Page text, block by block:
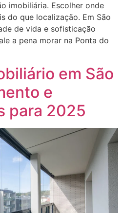
imobiliária. Escolher onde
do que localização. Em São
de vida e sofisticação
a pena morar na Ponta do
em São
e
para 2025